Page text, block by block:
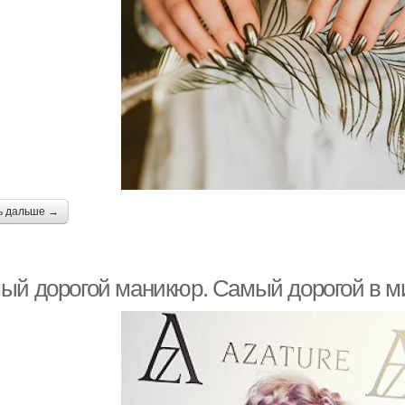
дальше →
дорогой маникюр. Самый дорогой в